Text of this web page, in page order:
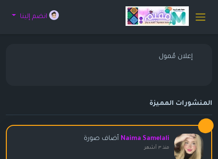
انضم إلينا
إعلان مُمول
المنشورات المميزة
Naima Samelali أضاف صورة
منذ ٣ أشهر